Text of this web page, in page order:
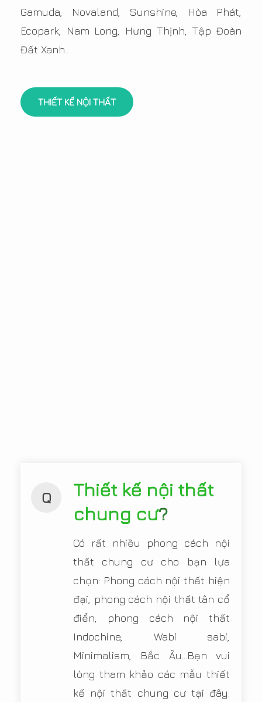
Gamuda, Novaland, Sunshine, Hòa Phát,
Ecopark, Nam Long, Hưng Thịnh, Tập Đoàn
Đất Xanh..
THIẾT KẾ NỘI THẤT
Q
Thiết kế nội thất
chung cư?
Có rất nhiều phong cách nội
thất chung cư cho bạn lựa
chọn: Phong cách nội thất hiện
đại, phong cách nội thất tân cổ
điển, phong cách nội thất
Indochine, Wabi sabi,
Minimalism, Bắc Âu...Bạn vui
lòng tham khảo các mẫu thiết
kế nội thất chung cư tại đây: